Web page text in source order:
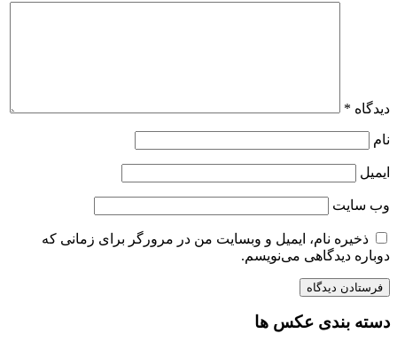
دیدگاه *
نام
ایمیل
وب‌ سایت
ذخیره نام، ایمیل و وبسایت من در مرورگر برای زمانی که
دوباره دیدگاهی می‌نویسم.
دسته بندی عکس ها